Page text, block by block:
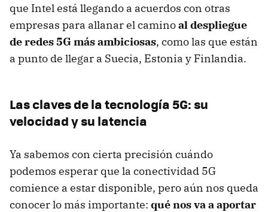
que Intel está llegando a acuerdos con otras
empresas para allanar el caminoal despliegue
de redes 5G más ambiciosas, como las que están
a punto de llegar a Suecia, Estonia y Finlandia.
Las claves de la tecnología 5G: su
velocidad y su latencia
Ya sabemos con cierta precisión cuándo
podemos esperar que la conectividad 5G
comience a estar disponible, pero aún nos queda
conocer lo más importante: qué nos va a aportar